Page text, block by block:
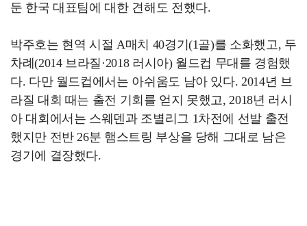
둔 한국 대표팀에 대한 견해도 전했다.
박주호는 현역 시절 A매치 40경기(1골)를 소화했고, 두
차례(2014 브라질·2018 러시아) 월드컵 무대를 경험했
다. 다만 월드컵에서는 아쉬움도 남아 있다. 2014년 브
라질 대회 때는 출전 기회를 얻지 못했고, 2018년 러시
아 대회에서는 스웨덴과 조별리그 1차전에 선발 출전
했지만 전반 26분 햄스트링 부상을 당해 그대로 남은
경기에 결장했다.